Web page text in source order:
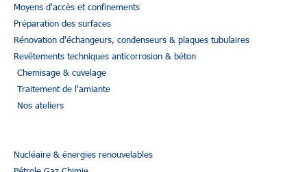
Moyens d'accès et confinements
Préparation des surfaces
Rénovation d'échangeurs, condenseurs & plaques tubulaires
Revêtements techniques anticorrosion & béton
Chemisage & cuvelage
Traitement de l'amiante
Nos ateliers
Nucléaire & énergies renouvelables